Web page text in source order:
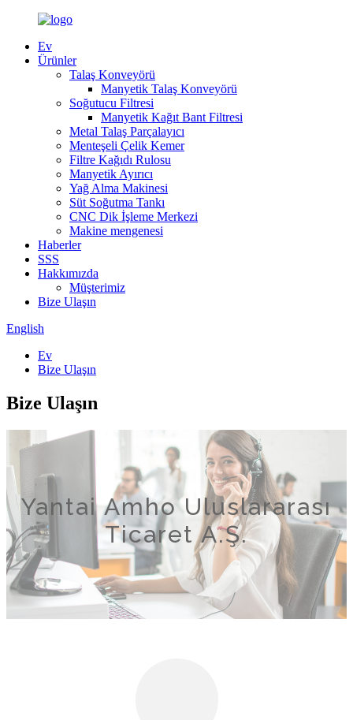
Ev
Ürünler
Talaş Konveyörü
Manyetik Talaş Konveyörü
Soğutucu Filtresi
Manyetik Kağıt Bant Filtresi
Metal Talaş Parçalayıcı
Menteşeli Çelik Kemer
Filtre Kağıdı Rulosu
Manyetik Ayırıcı
Yağ Alma Makinesi
Süt Soğutma Tankı
CNC Dik İşleme Merkezi
Makine mengenesi
Haberler
SSS
Hakkımızda
Müşterimiz
Bize Ulaşın
English
Ev
Bize Ulaşın
Bize Ulaşın
Yantai Amho Uluslararası
Ticaret A.Ş.